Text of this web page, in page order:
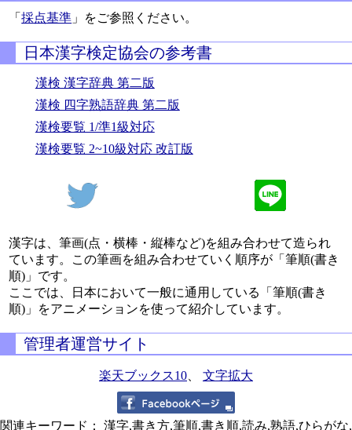
「採点基準 」をご参照ください。
日本漢字検定協会の参考書
漢検 漢字辞典 第二版
漢検 四字熟語辞典 第二版
漢検要覧 1/準1級対応
漢検要覧 2~10級対応 改訂版
漢字は、筆画(点・横棒・縦棒など)を組み合わせて造られ
ています。この筆画を組み合わせていく順序が「筆順(書き
順)」です。
ここでは、日本において一般に通用している「筆順(書き
順)」をアニメーションを使って紹介しています。
管理者運営サイト
楽天ブックス10 文字拡大
関連キーワード： 漢字,書き方,筆順,書き順,読み,熟語,ひらがな,